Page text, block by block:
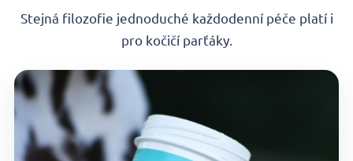
Stejná filozofie jednoduché každodenní péče platí i
pro kočičí parťáky.